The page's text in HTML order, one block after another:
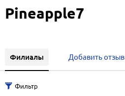
Pineapple7
Филиалы Добавить отзыв